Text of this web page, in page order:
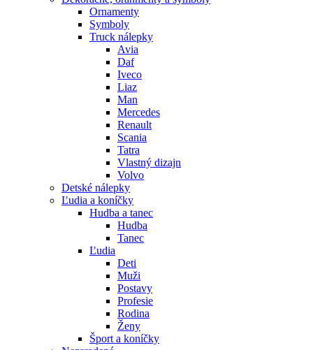
Ornamenty
Symboly
Truck nálepky
Avia
Daf
Iveco
Liaz
Man
Mercedes
Renault
Scania
Tatra
Vlastný dizajn
Volvo
Detské nálepky
Ľudia a koníčky
Hudba a tanec
Hudba
Tanec
Ľudia
Deti
Muži
Postavy
Profesie
Rodina
Ženy
Šport a koníčky